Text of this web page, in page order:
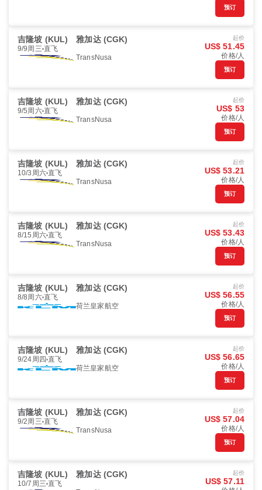
预订
吉隆坡 (KUL) 雅加达 (CGK)
9/9周三 直飞
TransNusa
起价
US$ 51.45
价格/人
预订
吉隆坡 (KUL) 雅加达 (CGK)
9/5周六 直飞
TransNusa
起价
US$ 53
价格/人
预订
吉隆坡 (KUL) 雅加达 (CGK)
10/3周六 直飞
TransNusa
起价
US$ 53.21
价格/人
预订
吉隆坡 (KUL) 雅加达 (CGK)
8/15周六 直飞
TransNusa
起价
US$ 53.43
价格/人
预订
吉隆坡 (KUL) 雅加达 (CGK)
8/8周六 直飞
荷兰皇家航空
起价
US$ 56.55
价格/人
预订
吉隆坡 (KUL) 雅加达 (CGK)
9/24周四 直飞
荷兰皇家航空
起价
US$ 56.65
价格/人
预订
吉隆坡 (KUL) 雅加达 (CGK)
9/2周三 直飞
TransNusa
起价
US$ 57.04
价格/人
预订
吉隆坡 (KUL) 雅加达 (CGK)
10/7周三 直飞
起价
US$ 57.11